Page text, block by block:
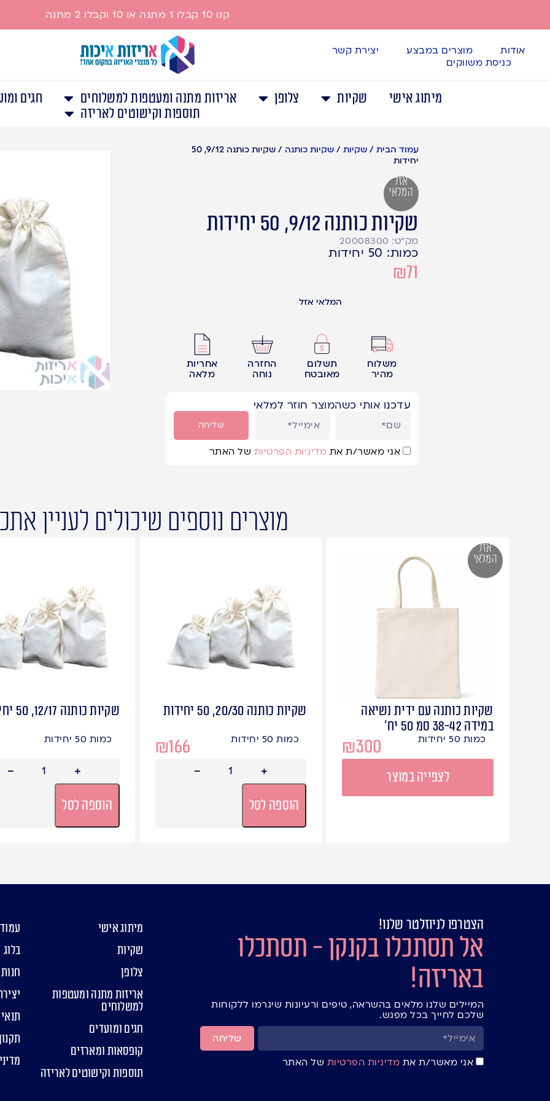
קנו 10 קבלו 1 מתנה או 10 וקבלו 2 מתנה
אודות מוצרים במבצע
יצירת קשר
כניסת משווקים
מיתוג אישי שקיות צלופן אריזות מתנה ומעטפות למשלוחים
חגים
תוספות וקישוטים לאריזה
עמוד הבית /שקיות /שקיות כותנה /
שקיות כותנה 9/12, 50
יחידות
אזל
המלאי
שקיות כותנה 9/12, 50 יחידות
מק"ט: 20008300
כמות: 50 יחידות
₪71
המלאי אזל
משלוח
מהיר
תשלום
מאובטח
החזרה
נוחה
אחריות
מלאה
עדכנו אותי כשהמוצר חוזר למלאי
אני מאשר/ת את מדיניות הפרטיות של האתר
שליחה
מוצרים נוספים שיכולים לעניין
שקיות כותנה עם ידית נשיאה
במידה 38-42 סמ 50 יח'
₪300 כמות 50 יחידות
לצפייה במוצר
אזל
המלאי
שקיות כותנה 20/30, 50 יחידות
₪166 כמות 50 יחידות
הוספה לסל
שקיות כותנה 12/17, 50 יחידות
כמות 50 יחידות
הוספה לסל
הצטרפו לניוזלטר שלנו!
אל תסתכלו בקנקן - תסתכלו
באריזה!
המיילים שלנו מלאים בהשראה, טיפים ורעיונות שיגרמו ללקוחות
שלכם לחייך בכל מפגש.
אני מאשר/ת את מדיניות הפרטיות של האתר
שליחה
מיתוג אישי
שקיות
צלופן
אריזות מתנה ומעטפות
למשלוחים
חגים ומועדים
קופסאות ומארזים
תוספות וקישוטים לאריזה
בלוג
חנות